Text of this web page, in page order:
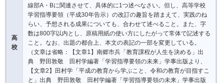
高
校
線部A・Bに関連させて、具体的に1つ述べなさい。但し、高等学校
学習指導要領（平成30年告示）の改訂の趣旨を踏まえて、実践のね
らい、予想される成果についても、合わせて述べること。また、字
数は800字以内とし、原稿用紙の使い方にしたがって常体で記述する
こと。なお、出題の都合上、本文の表記の一部を変更している。
（文章は省略：【文章1】南郷市兵「教育課程が人生を決める」出
典 野田敦敬 田村学編著「学習指導要領の未来」学事出版より、
【文章2】田村学「平成の教育から学ぶこと、令和の教育が目指すこ
と」出典 野田敦敬 田村学編著「学習指導要領の未来」学事出版